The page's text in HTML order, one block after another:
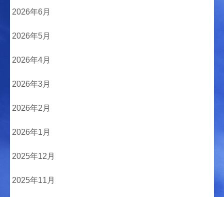
2026年6月
2026年5月
2026年4月
2026年3月
2026年2月
2026年1月
2025年12月
2025年11月